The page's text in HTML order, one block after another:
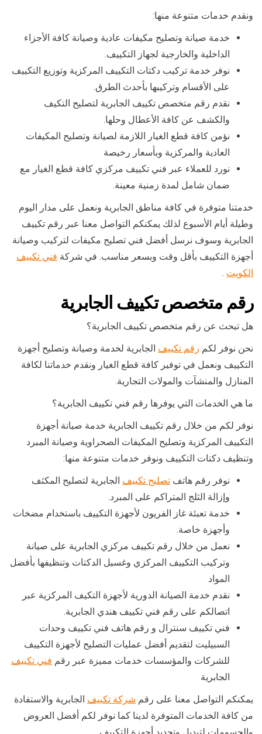
ونقدم خدمات متنوعة منها:
خدمة صيانة وتصليح مكيفات عادية وصيانة كافة الأجزاء
الداخلية والخارجية لجهاز التكييف.
نوفر خدمة تركيب دكتات التكييف المركزية وتوزيع التكييف
على الأقسام وتركيبها بأحدث الطرق.
نقدم رقم متخصص تكييف الجابرية لتصليح التكيف
والكشف عن كافة الأعطال وحلها.
نؤمن كافة قطع الغيار اللازمة لصيانة وتصليح المكيفات
العادية والمركزية وبأسعار رخيصة
نورد للعملاء عبر فني تكييف مركزي كافة قطع الغيار مع
ضمان شامل لمدة زمنية معينة.
خدمتنا متوفرة في كافة مناطق الجابرية ونعمل على مدار اليوم
وطيلة أيام الأسبوع لذلك يمكنكم التواصل معنا عبر رقم تكييف
الجابرية وسوف نرسل أفضل فني تصليح مكيفات لتركيب وصيانة
أجهزة التكييف بأقل وقت وبسعر مناسب. في شركة فني تكييف
الكويت .
رقم متخصص تكييف الجابرية
هل تبحث عن رقم متخصص تكييف الجابرية؟
نحن نوفر لكم رقم تكييف الجابرية لخدمة وصيانة وتصليح أجهزة
التكييف ونعمل في توفير كافة قطع الغيار ونقدم خدماتنا لكافة
المنازل والمنشآت والمولات التجارية.
ما هي الخدمات التي يوفرها رقم فني تكييف الجابرية؟
نوفر لكم من خلال رقم تكييف الجابرية خدمة صيانة أجهزة
التكييف المركزية وتصليح المكيفات الصحراوية وصيانة المبرد
وتنظيف دكتات التكييف ونوفر خدمات متنوعة منها:
نوفر رقم هاتف تصليح تكييف الجابرية لتصليح المكثف
وإزالة الثلج المتراكم على المبرد.
خدمة تعبئة غاز الفريون لأجهزة التكييف باستخدام مضخات
وأجهزة خاصة.
نعمل من خلال رقم تكييف مركزي الجابرية على صيانة
وتركيب التكييف المركزي وغسيل الدكتات وتنظيفها بأفضل
المواد
نقدم خدمة الصيانة الدورية لأجهزة التكيف المركزية عبر
اتصالكم على رقم فني تكييف هندي الجابرية.
فني تكييف سنترال و رقم هاتف فني تكييف وحدات
السبيليت لتقديم أفضل عمليات التصليح لأجهزة التكييف
للشركات والمؤسسات خدمات مميزة عبر رقم فني تكييف
الجابرية
يمكنكم التواصل معنا على رقم شركة تكييف الجابرية والاستفادة
من كافة الخدمات المتوفرة لدينا كما نوفر لكم أفضل العروض